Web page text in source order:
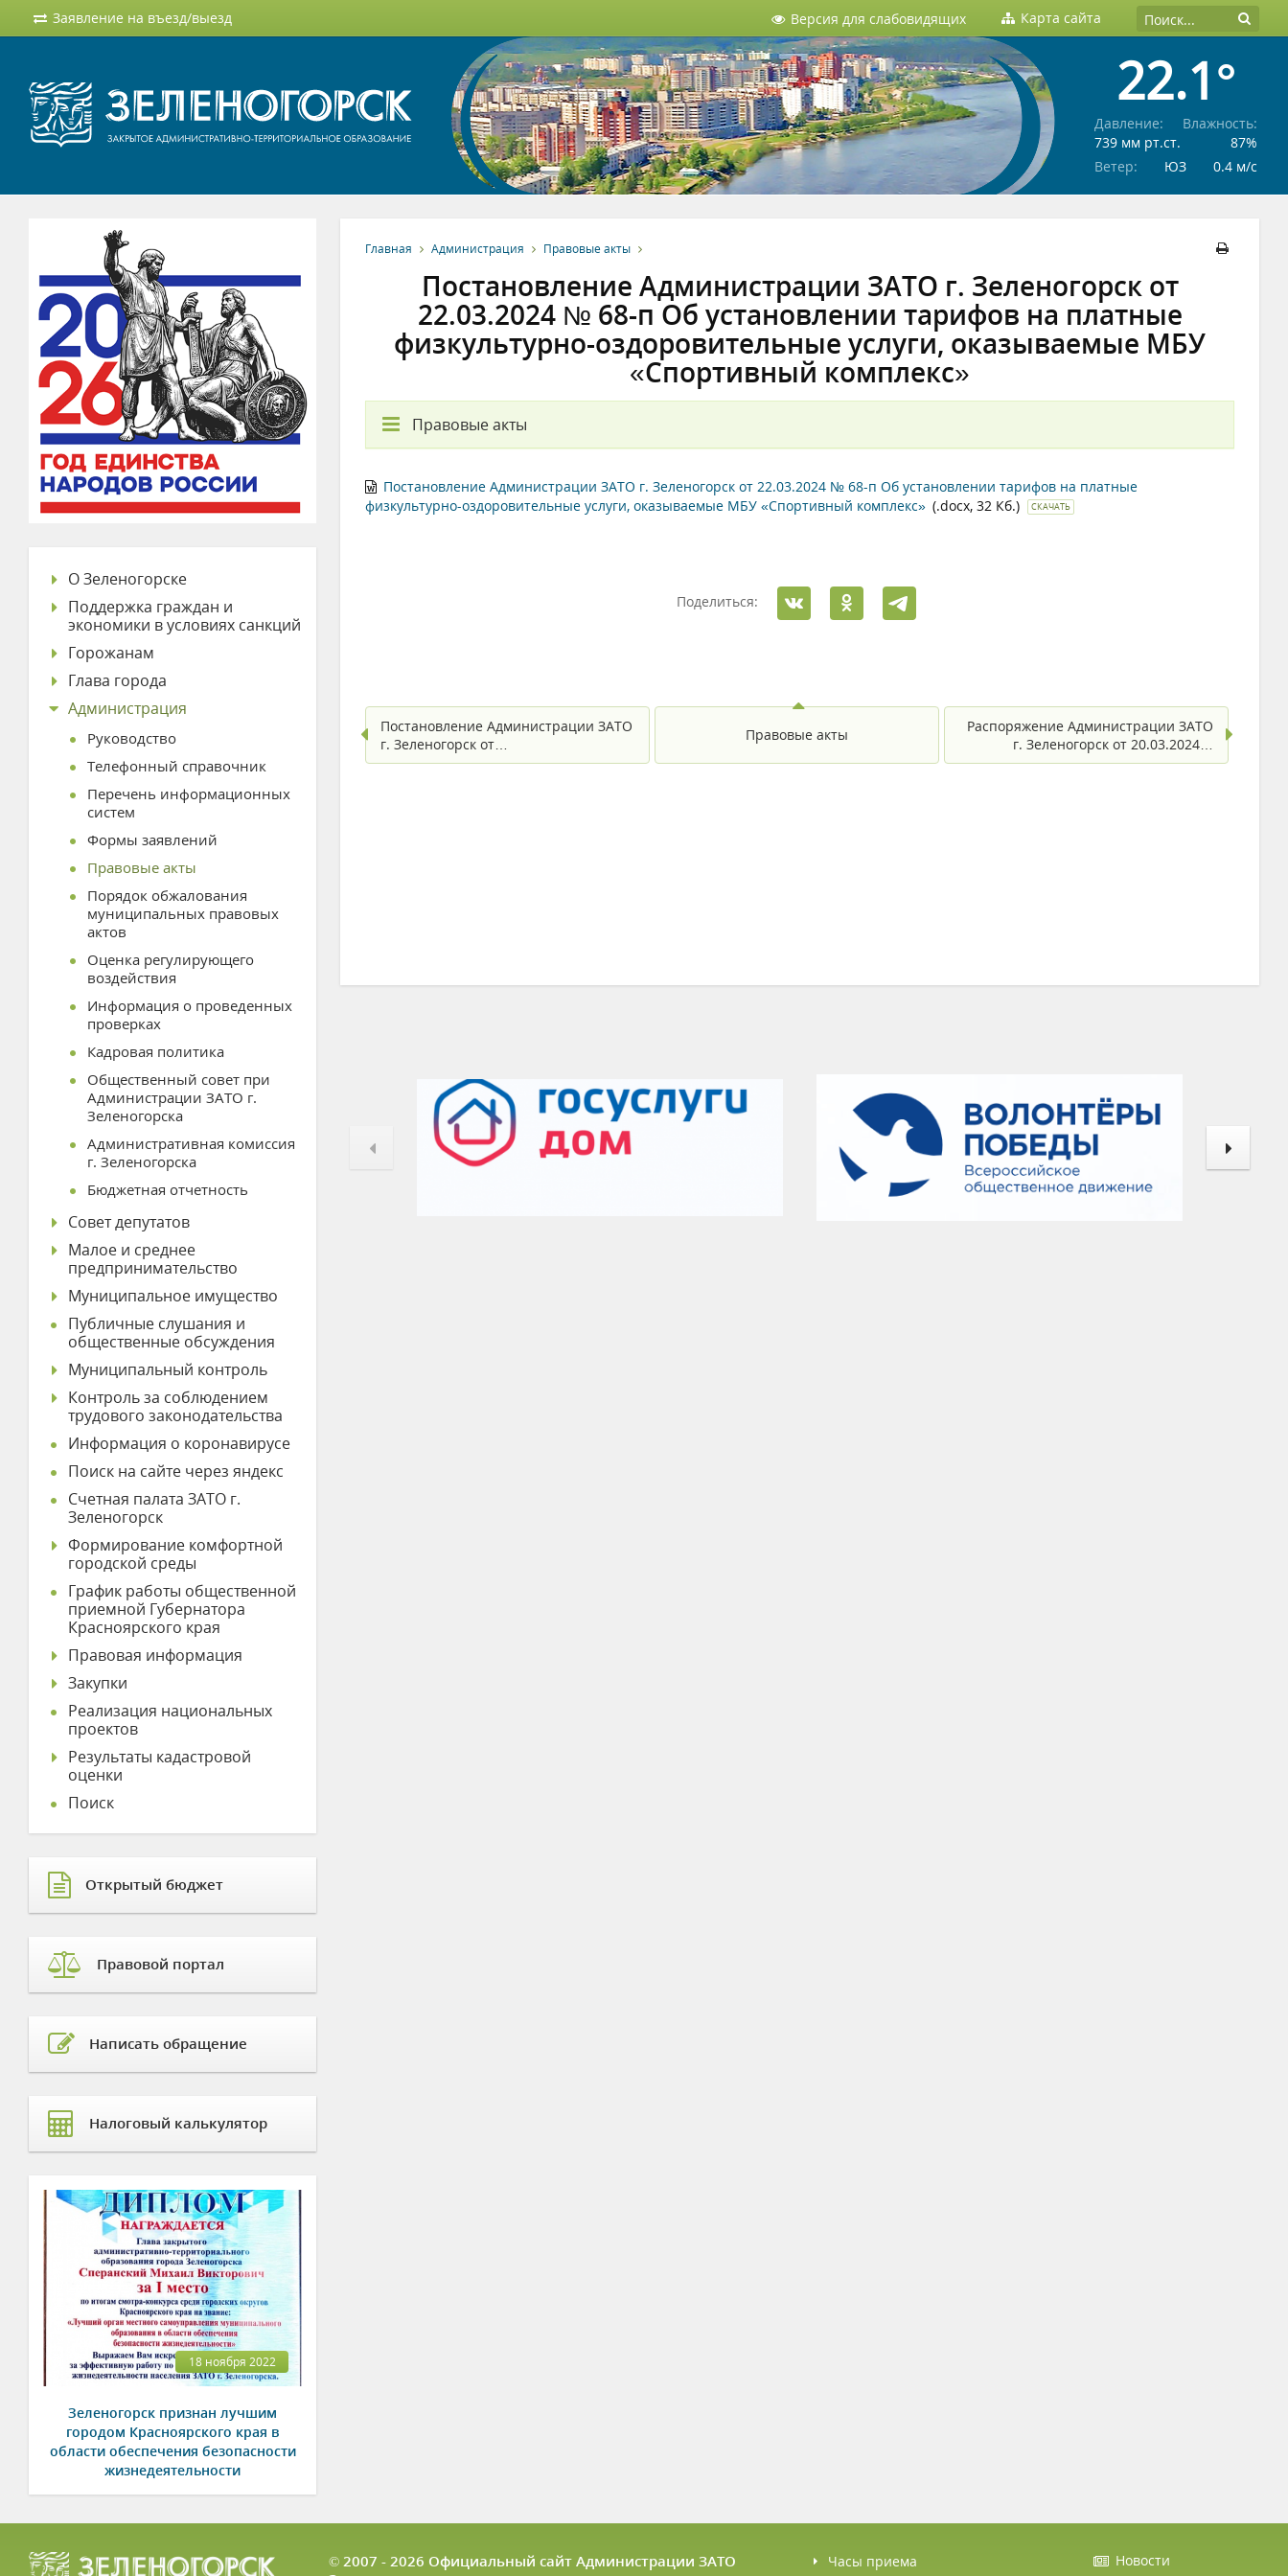
Заявление на въезд/выезд Версия для слабовидящих Карта сайта
22.1°
Давление:
739 мм рт.ст.
Влажность:
87%
Ветер:
ЮЗ 0.4 м/c
Главная Администрация Правовые акты
Постановление Администрации ЗАТО г. Зеленогорск от
22.03.2024 № 68-п Об установлении тарифов на платные
физкультурно-оздоровительные услуги, оказываемые МБУ
«Спортивный комплекс»
Правовые акты
Постановление Администрации ЗАТО г. Зеленогорск от 22.03.2024 № 68-п Об установлении тарифов на платные
физкультурно-оздоровительные услуги, оказываемые МБУ «Спортивный комплекс» (.docx, 32 Кб.) СКАЧАТЬ
Поделиться:
Постановление Администрации ЗАТО
г. Зеленогорск от…
Правовые акты
Распоряжение Администрации ЗАТО
г. Зеленогорск от 20.03.2024…
О Зеленогорске
Поддержка граждан и
экономики в условиях санкций
Горожанам
Глава города
Администрация
Руководство
Телефонный справочник
Перечень информационных
систем
Формы заявлений
Правовые акты
Порядок обжалования
муниципальных правовых
актов
Оценка регулирующего
воздействия
Информация о проведенных
проверках
Кадровая политика
Общественный совет при
Администрации ЗАТО г.
Зеленогорска
Административная комиссия
г. Зеленогорска
Бюджетная отчетность
Совет депутатов
Малое и среднее
предпринимательство
Муниципальное имущество
Публичные слушания и
общественные обсуждения
Муниципальный контроль
Контроль за соблюдением
трудового законодательства
Информация о коронавирусе
Поиск на сайте через яндекс
Счетная палата ЗАТО г.
Зеленогорск
Формирование комфортной
городской среды
График работы общественной
приемной Губернатора
Красноярского края
Правовая информация
Закупки
Реализация национальных
проектов
Результаты кадастровой
оценки
Поиск
Открытый бюджет
Правовой портал
Написать обращение
Налоговый калькулятор
18 ноября 2022
Зеленогорск признан лучшим
городом Красноярского края в
области обеспечения безопасности
жизнедеятельности
© 2007 - 2026 Официальный сайт Администрации ЗАТО
Часы приема Новости